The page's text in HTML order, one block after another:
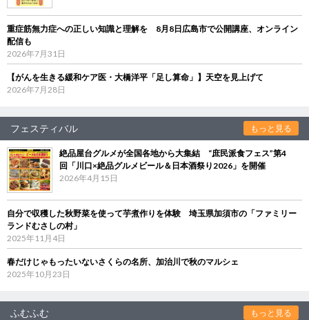
重症筋無力症への正しい知識と理解を 8月8日広島市で公開講座、オンライン
配信も
2026年7月31日
【がんを生きる緩和ケア医・大橋洋平「足し算命」】天空を見上げて
2026年7月28日
フェスティバル もっと見る
絶品屋台グルメが全国各地から大集結 “庶民派食フェス”第4
回「川口×絶品グルメビール＆日本酒祭り2026」を開催
2026年4月15日
自分で収穫した秋野菜を使って芋煮作りを体験 埼玉県加須市の「ファミリー
ランドむさしの村」
2025年11月4日
春だけじゃもったいないさくらの名所、加治川で秋のマルシェ
2025年10月23日
ふむふむ もっと見る